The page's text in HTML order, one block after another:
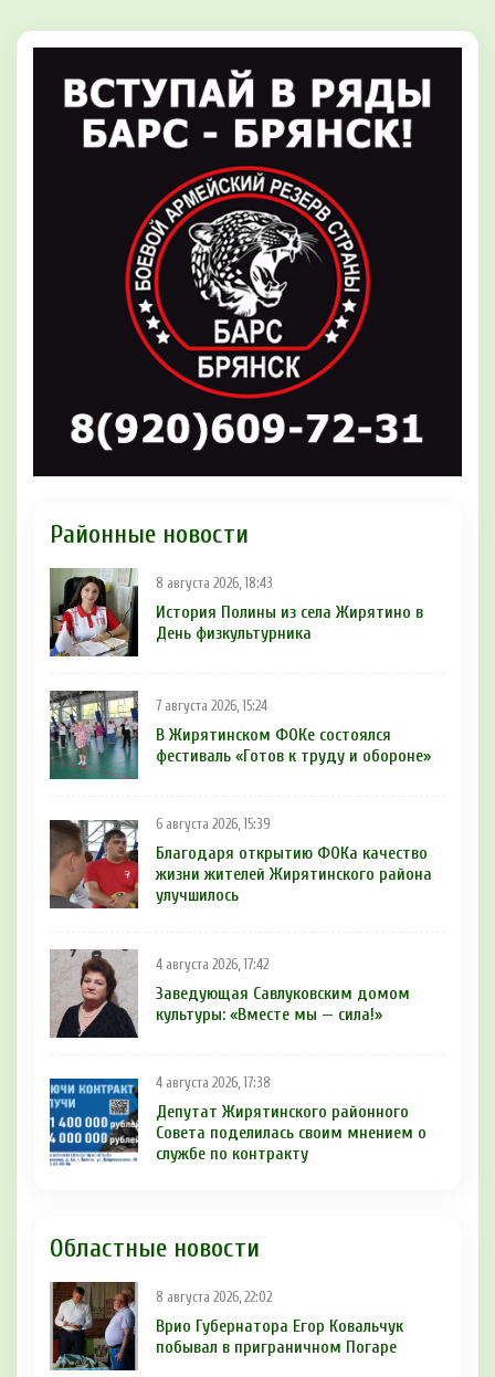
Районные новости
8 августа 2026, 18:43
История Полины из села Жирятино в
День физкультурника
7 августа 2026, 15:24
В Жирятинском ФОКе состоялся
фестиваль «Готов к труду и обороне»
6 августа 2026, 15:39
Благодаря открытию ФОКа качество
жизни жителей Жирятинского района
улучшилось
4 августа 2026, 17:42
Заведующая Савлуковским домом
культуры: «Вместе мы — сила!»
4 августа 2026, 17:38
Депутат Жирятинского районного
Совета поделилась своим мнением о
службе по контракту
Областные новости
8 августа 2026, 22:02
Врио Губернатора Егор Ковальчук
побывал в приграничном Погаре